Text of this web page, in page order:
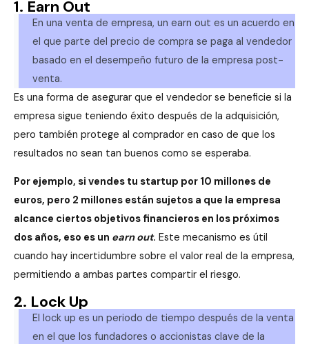
1. Earn Out
En una venta de empresa, un earn out es un acuerdo en
el que parte del precio de compra se paga al vendedor
basado en el desempeño futuro de la empresa post-
venta.
Es una forma de asegurar que el vendedor se beneficie si la
empresa sigue teniendo éxito después de la adquisición,
pero también protege al comprador en caso de que los
resultados no sean tan buenos como se esperaba.
Por ejemplo, si vendes tu startup por 10 millones de
euros, pero 2 millones están sujetos a que la empresa
alcance ciertos objetivos financieros en los próximos
dos años, eso es un earn out. Este mecanismo es útil
cuando hay incertidumbre sobre el valor real de la empresa,
permitiendo a ambas partes compartir el riesgo.
2. Lock Up
El lock up es un periodo de tiempo después de la venta
en el que los fundadores o accionistas clave de la